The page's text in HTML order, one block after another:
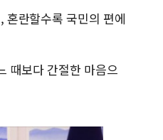
주말 무더위·열대야 지
충북 주말 무더위 지속
10월 보완수사권 폐지·
한상협, 업계 개인정보
란할수록 국민의 편에
때보다 간절한 마음으